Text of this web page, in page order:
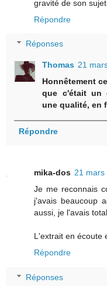
gravité de son sujet.
Répondre
Réponses
Thomas 21
Honnêtement
que c'était un
une qualité, en
Répondre
mika-dos 21 mars
Je me reconnais
j'avais beaucoup
aussi, je l'avais
L'extrait en écoute
Répondre
Réponses